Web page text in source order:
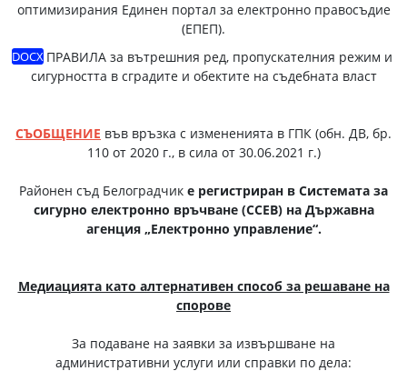
оптимизирания Единен портал за електронно правосъдие
(ЕПЕП).
ПРАВИЛА за вътрешния ред, пропускателния режим и
сигурността в сградите и обектите на съдебната власт
СЪОБЩЕНИЕ във връзка с измененията в ГПК (обн. ДВ, бр.
110 от 2020 г., в сила от 30.06.2021 г.)
Районен съд Белоградчик е регистриран в Системата за
сигурно електронно връчване (ССЕВ)на Държавна
агенция „Електронно управление“.
Медиацията като алтернативен способ за решаване на
спорове
За подаване на заявки за извършване на
административни услуги или справки по дела: